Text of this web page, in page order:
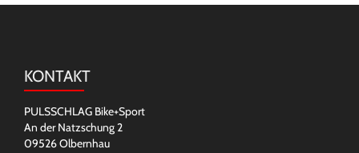
KONTAKT
PULSSCHLAG Bike+Sport
An der Natzschung 2
09526 Olbernhau